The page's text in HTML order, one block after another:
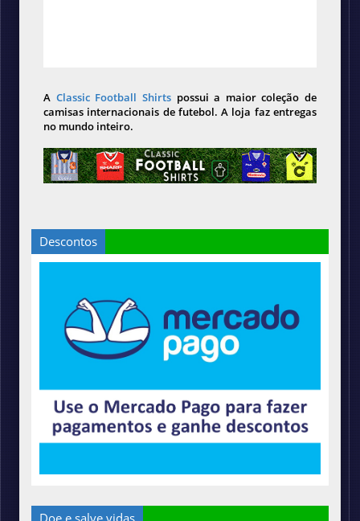
A Classic Football Shirts possui a maior coleção de
camisas internacionais de futebol. A loja faz entregas
no mundo inteiro.
Descontos
Doe e salve vidas